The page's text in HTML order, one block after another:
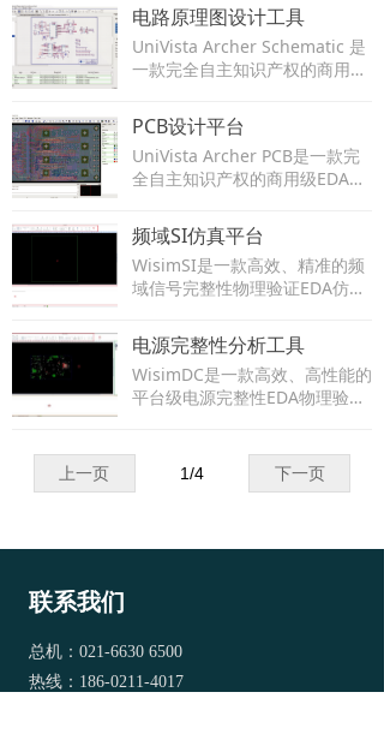
电路原理图设计工具
UniVista Archer Schematic 是
一款完全自主知识产权的商用级
易用性、灵活性、可扩展性、组
件化集成等特点。
PCB设计平台
UniVista Archer PCB是一款完
全自主知识产权的商用级EDA产
性、灵活性、可扩展性等特点。
频域SI仿真平台
WisimSI是一款高效、精准的频
域信号完整性物理验证EDA仿真
电源完整性分析工具
WisimDC是一款高效、高性能的
平台级电源完整性EDA物理验证
管理风险，通过定位板图中
的“热点”，自动优化VRM感应线
上一页 下一页
1/4
联系我们
总机：021-6630 6500
热线：186-0211-4017